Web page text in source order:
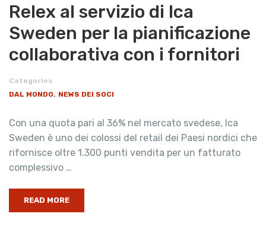
Relex al servizio di Ica
Sweden per la pianificazione
collaborativa con i fornitori
Categories
DAL MONDO, NEWS DEI SOCI
Con una quota pari al 36% nel mercato svedese, Ica
Sweden è uno dei colossi del retail dei Paesi nordici che
rifornisce oltre 1.300 punti vendita per un fatturato
complessivo …
READ MORE